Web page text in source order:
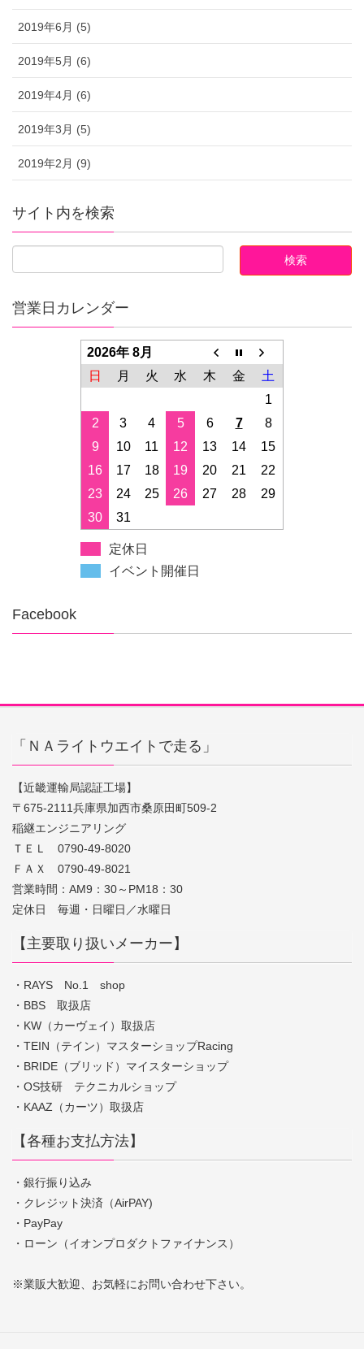
2019年6月 (5)
2019年5月 (6)
2019年4月 (6)
2019年3月 (5)
2019年2月 (9)
サイト内を検索
営業日カレンダー
2026年 8月
日
月 火 水 木 金
土
1
2
3 4 5 6 7
8
9
10 11 12 13 14
15
16
17 18 19 20 21
22
23
24 25 26 27 28
29
30
31
定休日
イベント開催日
Facebook
「ＮＡライトウエイトで走る」
【近畿運輸局認証工場】
〒675-2111兵庫県加西市桑原田町509-2
稲継エンジニアリング
ＴＥＬ 0790-49-8020
ＦＡＸ 0790-49-8021
営業時間：AM9：30～PM18：30
定休日 毎週・日曜日／水曜日
【主要取り扱いメーカー】
・RAYS No.1 shop
・BBS 取扱店
・KW（カーヴェイ）取扱店
・TEIN（テイン）マスターショップRacing
・BRIDE（ブリッド）マイスターショップ
・OS技研 テクニカルショップ
・KAAZ（カーツ）取扱店
【各種お支払方法】
・銀行振り込み
・クレジット決済（AirPAY)
・PayPay
・ローン（イオンプロダクトファイナンス）
※業販大歓迎、お気軽にお問い合わせ下さい。